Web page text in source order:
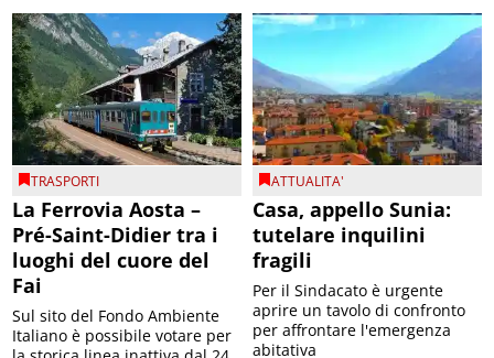
TRASPORTI
La Ferrovia Aosta –
Pré-Saint-Didier tra i
luoghi del cuore del
Fai
Sul sito del Fondo Ambiente
Italiano è possibile votare per
ATTUALITA'
Casa, appello Sunia:
tutelare inquilini
fragili
Per il Sindacato è urgente
aprire un tavolo di confronto
per affrontare l'emergenza
abitativa